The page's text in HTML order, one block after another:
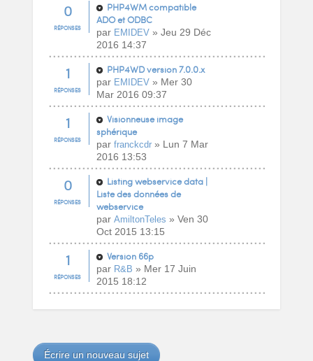
0
RÉPONSES
PHP4WM compatible
ADO et ODBC
par EMIDEV» Jeu 29 Déc
2016 14:37
1
RÉPONSES
PHP4WD version 7.0.0.x
par EMIDEV» Mer 30
Mar 2016 09:37
1
RÉPONSES
Visionneuse image
sphérique
par franckcdr» Lun 7 Mar
2016 13:53
0
RÉPONSES
Listing webservice data |
Liste des données de
webservice
par AmiltonTeles » Ven 30
Oct 2015 13:15
1
RÉPONSES
Version 66p
par R&B » Mer 17 Juin
2015 18:12
Écrire un nouveau sujet